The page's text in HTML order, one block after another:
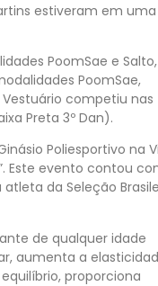
estiveram em uma
PoomSae e Salto,
PoomSae,
Vestuário competiu nas
Preta 3º Dan).
Poliesportivo na
Este evento contou
da Seleção
de qualquer idade
aumenta a
proporciona